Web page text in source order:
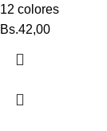
12 colores
Bs.42,00